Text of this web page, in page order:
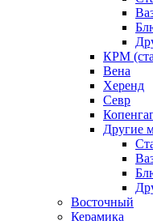
КРМ
Вена
Херенд
Севр
Другие
Восточный
Керамика